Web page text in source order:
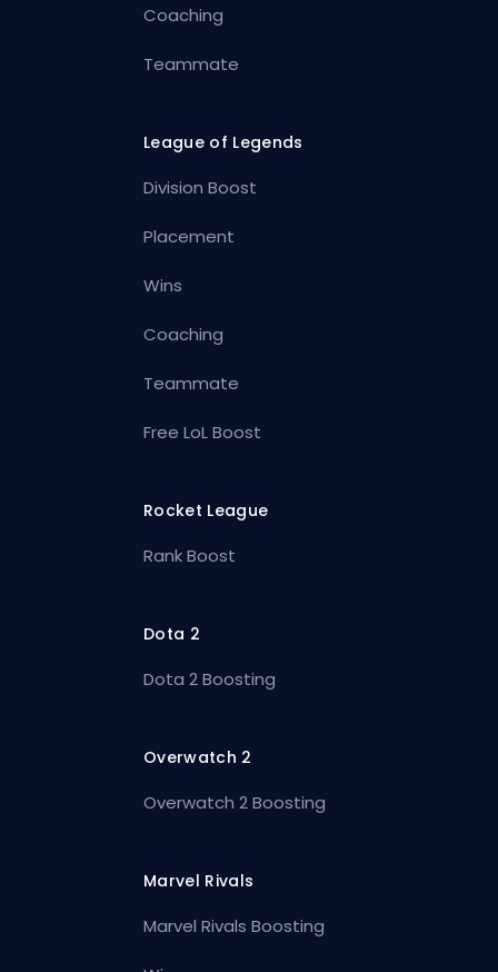
Coaching
Teammate
League of Legends
Division Boost
Placement
Wins
Coaching
Teammate
Free LoL Boost
Rocket League
Rank Boost
Dota 2
Dota 2 Boosting
Overwatch 2
Overwatch 2 Boosting
Marvel Rivals
Marvel Rivals Boosting